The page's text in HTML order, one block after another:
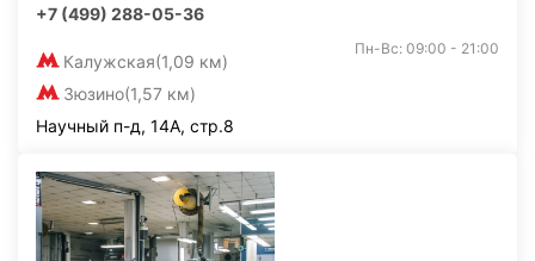
+7 (499) 288-05-36
Калужская(1,09 км)
Зюзино(1,57 км)
Пн-Вс: 09:00 - 21:00
Научный п-д, 14А, стр.8